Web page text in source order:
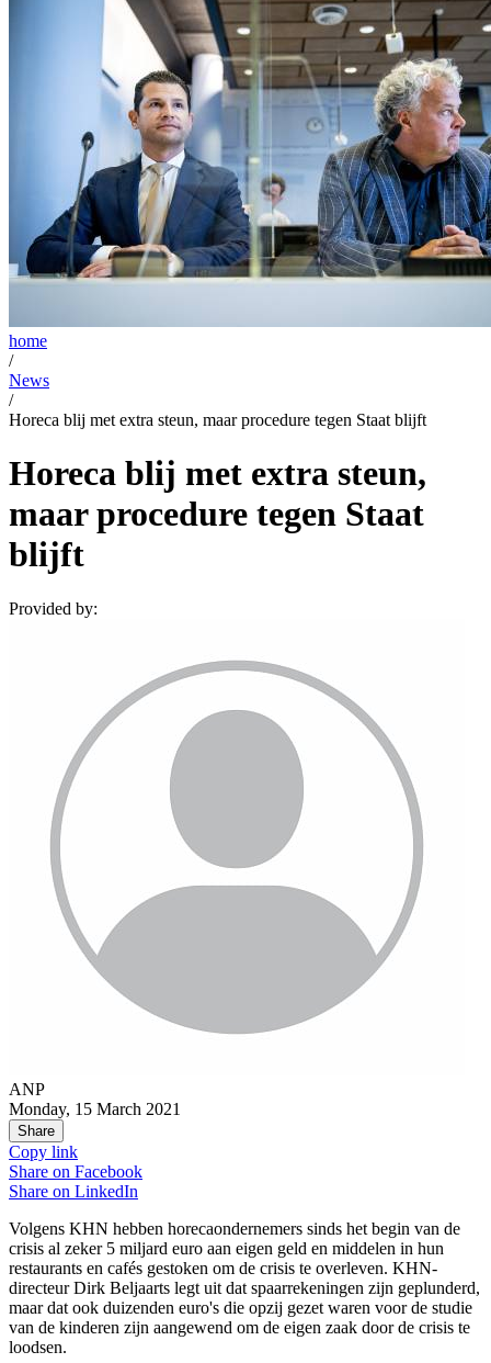
home
/
News
/
Horeca blij met extra steun, maar procedure tegen Staat blijft
Horeca blij met extra steun,
maar procedure tegen Staat
blijft
Provided by:
ANP
Monday, 15 March 2021
Share
Copy link
Share on Facebook
Share on LinkedIn
Volgens KHN hebben horecaondernemers sinds het begin van de
crisis al zeker 5 miljard euro aan eigen geld en middelen in hun
restaurants en cafés gestoken om de crisis te overleven. KHN-
directeur Dirk Beljaarts legt uit dat spaarrekeningen zijn geplunderd,
maar dat ook duizenden euro's die opzij gezet waren voor de studie
van de kinderen zijn aangewend om de eigen zaak door de crisis te
loodsen.